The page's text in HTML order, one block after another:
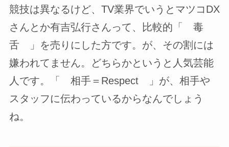
競技は異なるけど、TV業界でいうとマツコDX
さんとか有吉弘行さんって、比較的「 毒
舌 」を売りにした方です。が、その割には
嫌われてません。どちらかというと人気芸能
人です。「 相手＝Respect 」が、相手や
スタッフに伝わっているからなんでしょう
ね。